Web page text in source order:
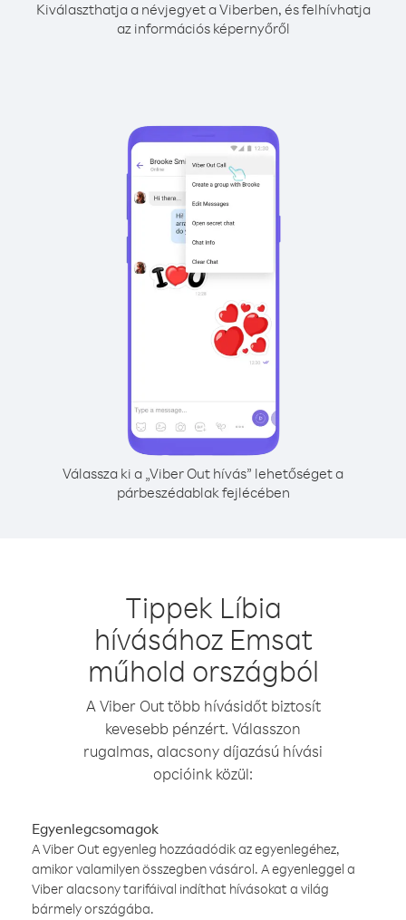
Kiválaszthatja a névjegyet a Viberben, és felhívhatja
az információs képernyőről
Válassza ki a „Viber Out hívás” lehetőséget a
párbeszédablak fejlécében
Tippek Líbia
hívásához Emsat
műhold országból
A Viber Out több hívásidőt biztosít
kevesebb pénzért. Válasszon
rugalmas, alacsony díjazású hívási
opcióink közül:
Egyenlegcsomagok
A Viber Out egyenleg hozzáadódik az egyenlegéhez,
amikor valamilyen összegben vásárol. A egyenleggel a
Viber alacsony tarifáival indíthat hívásokat a világ
bármely országába.